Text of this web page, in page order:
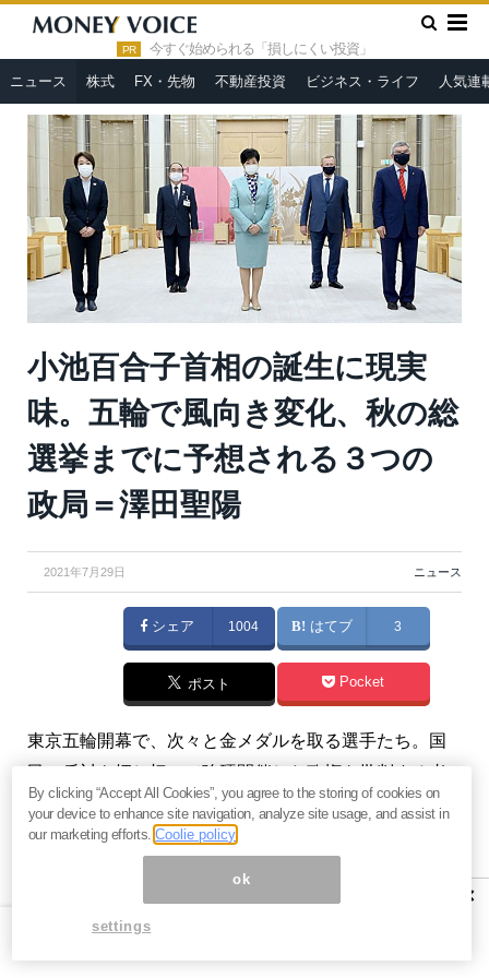
PR 今すぐ始められる「損しにくい投資」
ニュース 株式 FX・先物 不動産投資 ビジネス・ライフ 人気連
HOME » ニュース »
小池百合子首相の誕生に現実味。五輪で風
向き変化、秋の総選挙までに予想される３つの政局＝澤田聖陽
小池百合子首相の誕生に現実
味。五輪で風向き変化、秋の総
選挙までに予想される３つの
政局＝澤田聖陽
2021年7月29日 ニュース
シェア 1004 はてブ 3
ポスト Pocket
東京五輪開幕で、次々と金メダルを取る選手たち。国
民の反対を押し切って強硬開催した政権を批判する者
も少数派となってきました。現在は五輪の影に隠れて
いますが、2～3ヶ月後には総選挙が行われます。五輪
予想されます。（『
元証券会社社長・澤田聖陽が教え
る「投資に勝つニュースの読み方」
×
By clicking “Accept All Cookies”, you agree to the storing of cookies on
your device to enhance site navigation, analyze site usage, and assist in
our marketing efforts.Coolie policy
ok
settings